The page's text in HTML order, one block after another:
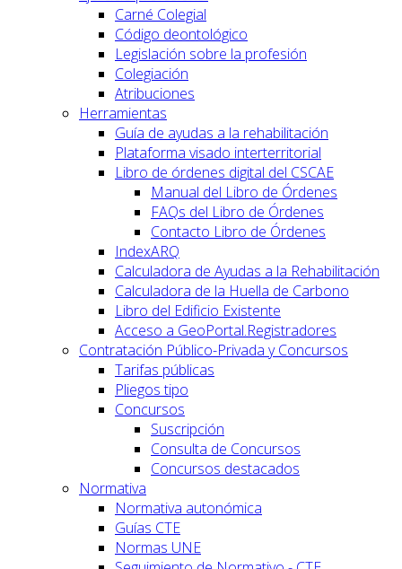
Carné Colegial
Código deontológico
Legislación sobre la profesión
Colegiación
Atribuciones
Herramientas
Guía de ayudas a la rehabilitación
Plataforma visado interterritorial
Libro de órdenes digital del CSCAE
Manual del Libro de Órdenes
FAQs del Libro de Órdenes
Contacto Libro de Órdenes
IndexARQ
Calculadora de Ayudas a la Rehabilitación
Calculadora de la Huella de Carbono
Libro del Edificio Existente
Acceso a GeoPortal.Registradores
Contratación Público-Privada y Concursos
Tarifas públicas
Pliegos tipo
Concursos
Suscripción
Consulta de Concursos
Concursos destacados
Normativa
Normativa autonómica
Guías CTE
Normas UNE